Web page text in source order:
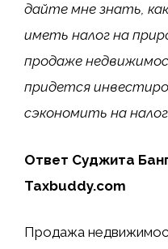
дайте мне знать,
иметь налог на
продаже
придется
сэкономить на
Ответ Суджита
Taxbuddy.com
Продажа